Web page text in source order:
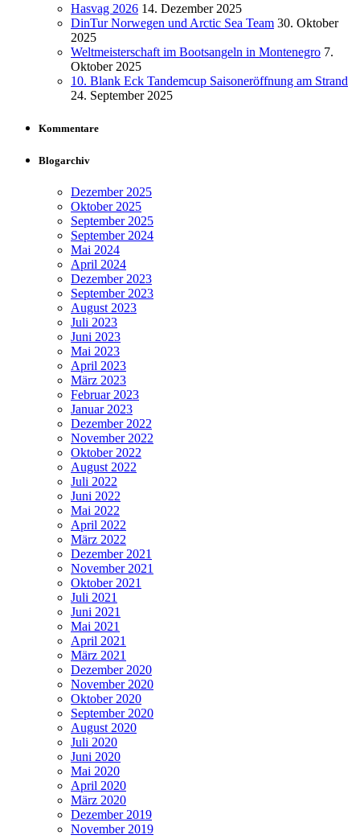
Hasvag 2026 14. Dezember 2025
DinTur Norwegen und Arctic Sea Team 30. Oktober
2025
Weltmeisterschaft im Bootsangeln in Montenegro 7.
Oktober 2025
10. Blank Eck Tandemcup Saisoneröffnung am Strand
24. September 2025
Kommentare
Blogarchiv
Dezember 2025
Oktober 2025
September 2025
September 2024
Mai 2024
April 2024
Dezember 2023
September 2023
August 2023
Juli 2023
Juni 2023
Mai 2023
April 2023
März 2023
Februar 2023
Januar 2023
Dezember 2022
November 2022
Oktober 2022
August 2022
Juli 2022
Juni 2022
Mai 2022
April 2022
März 2022
Dezember 2021
November 2021
Oktober 2021
Juli 2021
Juni 2021
Mai 2021
April 2021
März 2021
Dezember 2020
November 2020
Oktober 2020
September 2020
August 2020
Juli 2020
Juni 2020
Mai 2020
April 2020
März 2020
Dezember 2019
November 2019